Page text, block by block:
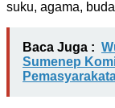
suku, agama,
Baca Juga :
Sumenep